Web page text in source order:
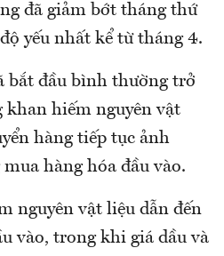
đã giảm bớt tháng thứ
yếu nhất kể từ tháng 4.
bắt đầu bình thường trở
hiếm nguyên vật
hàng tiếp tục ảnh
hàng hóa đầu vào.
nguyên vật liệu dẫn đến
vào, trong khi giá dầu và